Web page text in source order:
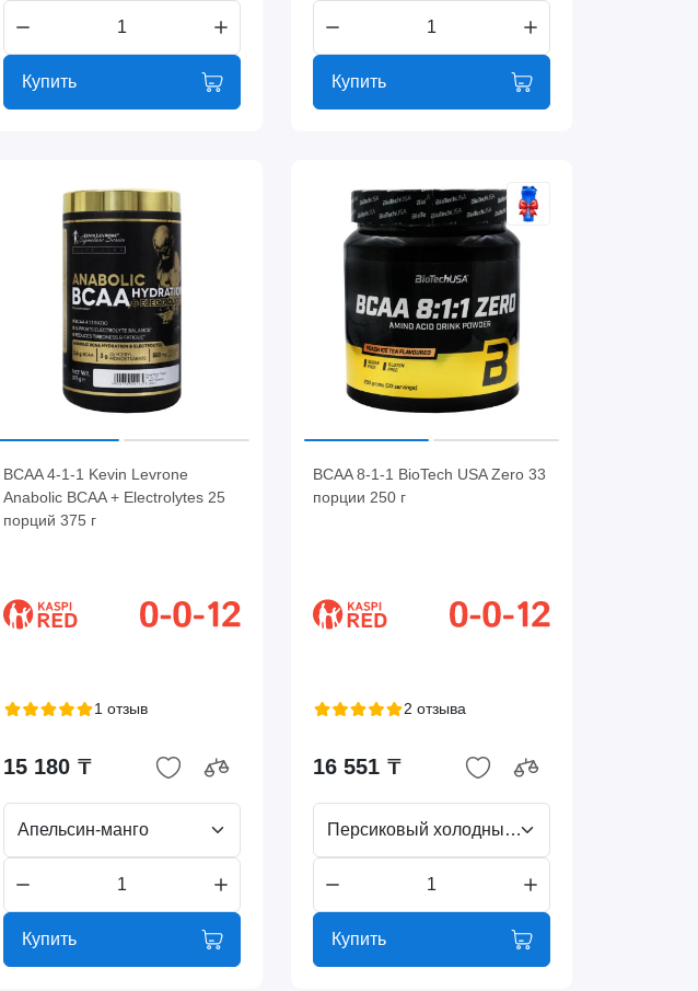
Купить Купить
BCAA 4-1-1 Kevin Levrone
Anabolic BCAA + Electrolytes 25
порций 375 г
1 отзыв
15 180 ₸
Апельсин-манго
Купить
BCAA 8-1-1 BioTech USA Zero 33
порции 250 г
2 отзыва
16 551 ₸
Персиковый холодный чай
Купить